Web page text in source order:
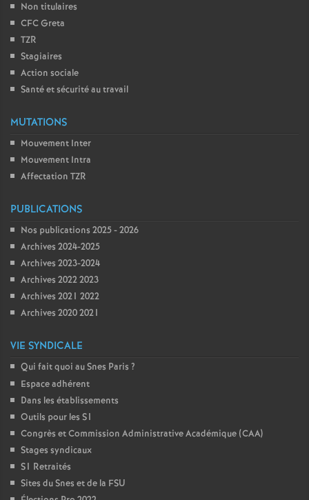
Non titulaires
CFC Greta
TZR
Stagiaires
Action sociale
Santé et sécurité au travail
MUTATIONS
Mouvement Inter
Mouvement Intra
Affectation TZR
PUBLICATIONS
Nos publications 2025 - 2026
Archives 2024-2025
Archives 2023-2024
Archives 2022 2023
Archives 2021 2022
Archives 2020 2021
VIE SYNDICALE
Qui fait quoi au Snes Paris ?
Espace adhérent
Dans les établissements
Outils pour les S1
Congrès et Commission Administrative Académique (CAA)
Stages syndicaux
S1 Retraités
Sites du Snes et de la FSU